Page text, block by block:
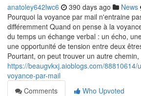
anatoley642lwc6 390 days ago News
Pourquoi la voyance par mail n'entraine
différemment Quand on pense à la
du temps un échange verbal : un écho,
une opportunité de tension entre deux
Pourtant, on peut trouver un autre chemin,
https://beaugvkxj.aioblogs.com/88810614/
voyance-par-mail
Comments
Who Upvoted